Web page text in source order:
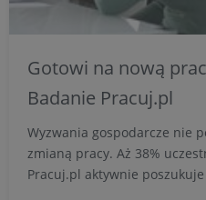
Gotowi na nową
Badanie Pracuj.pl
Wyzwania gospodarcze nie
zmianą pracy. Aż 38%
Pracuj.pl aktywnie
oni wybierać spośród